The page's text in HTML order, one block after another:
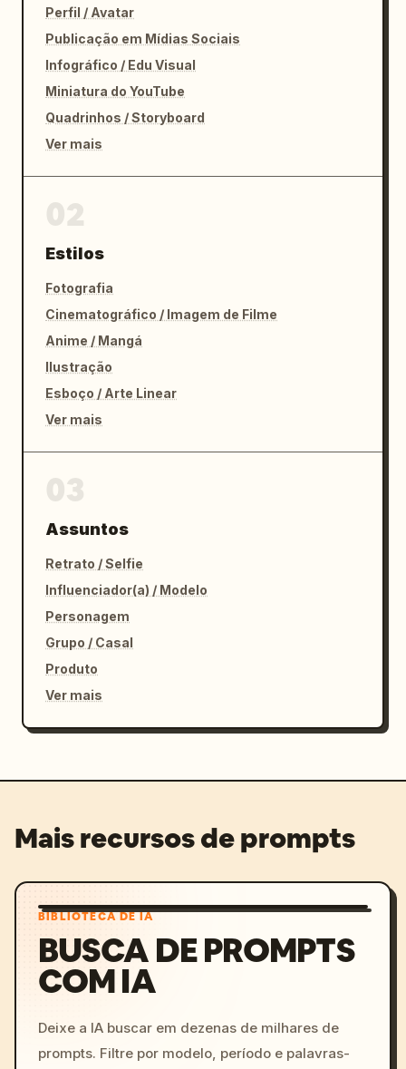
Perfil / Avatar
Publicação em Mídias Sociais
Infográfico / Edu Visual
Miniatura do YouTube
Quadrinhos / Storyboard
Ver mais
Estilos
Fotografia
Cinematográfico / Imagem de Filme
Anime / Mangá
Ilustração
Esboço / Arte Linear
Ver mais
Assuntos
Retrato / Selfie
Influenciador(a) / Modelo
Personagem
Grupo / Casal
Produto
Ver mais
Mais recursos de prompts
BIBLIOTECA DE IA
BUSCA DE PROMPTS
COM IA
Deixe a IA buscar em dezenas de milhares de
prompts. Filtre por modelo, período e palavras-